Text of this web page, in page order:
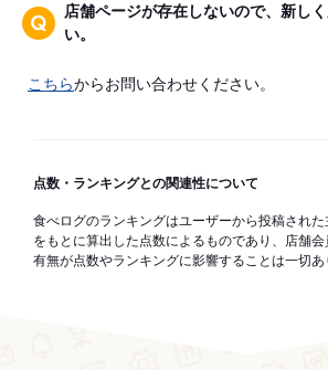
店舗ページが存在しないので、新し
い。
こちらからお問い合わせください。
点数・ランキングとの関連性について
食べログのランキングはユーザーから投稿された
をもとに算出した点数によるものであり、店舗
有無が点数やランキングに影響することは一切あ